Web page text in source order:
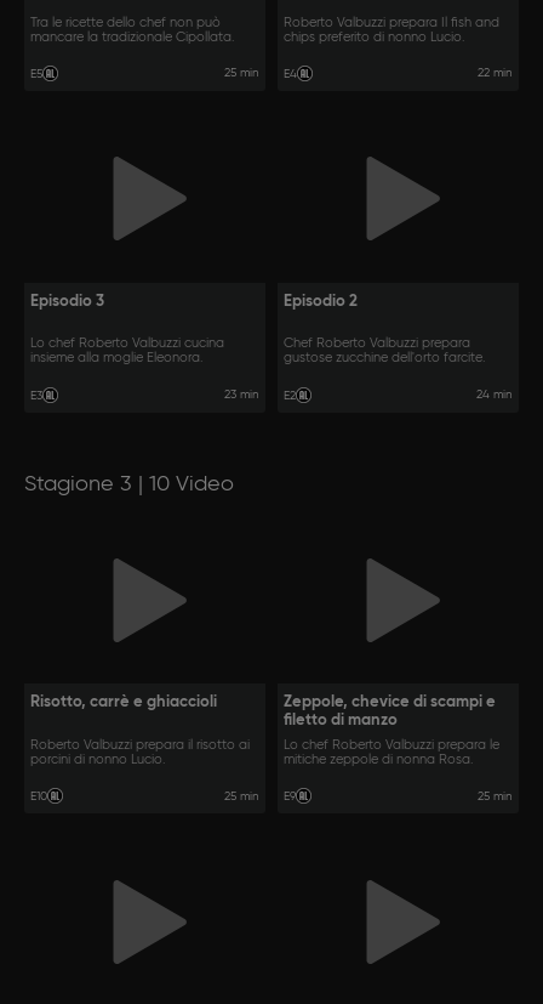
Tra le ricette dello chef non può
mancare la tradizionale Cipollata.
E5 25 min
Roberto Valbuzzi prepara Il fish and
chips preferito di nonno Lucio.
E4 22 min
Episodio 3
Lo chef Roberto Valbuzzi cucina
insieme alla moglie Eleonora.
E3 23 min
Episodio 2
Chef Roberto Valbuzzi prepara
gustose zucchine dell'orto farcite.
E2 24 min
Stagione 3 | 10 Video
Risotto, carrè e ghiaccioli
Roberto Valbuzzi prepara il risotto ai
porcini di nonno Lucio.
E10 25 min
Zeppole, chevice di scampi e
filetto di manzo
Lo chef Roberto Valbuzzi prepara le
mitiche zeppole di nonna Rosa.
E9 25 min